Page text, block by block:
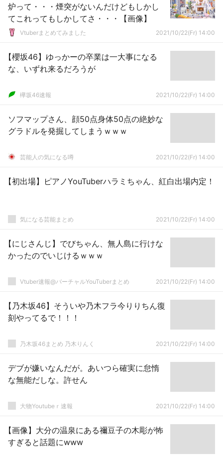
炉って・・・煙突がないんだけどもしかし
てこれってもしかしてさ・・・【画像】
Vtuberまとめてみました 2021/10/22(Fr) 14:00
【櫻坂46】ゆっかーの卒業は一大事になる
な、いずれ来るだろうが
欅坂46速報 2021/10/22(Fr) 14:00
ソフマップさん、顔50点身体50点の絶妙な
グラドルを発掘してしまうｗｗｗ
芸能人の気になる噂 2021/10/22(Fr) 14:00
【初出場】ピアノYouTuberハラミちゃん、紅白出場内定！
気になる芸能まとめ 2021/10/22(Fr) 14:00
【にじさんじ】でびちゃん、無人島に行けな
かったのでいじけるｗｗｗ
Vtuber速報@バーチャルYouTuberまとめ 2021/10/22(Fr) 14:00
【乃木坂46】そういや乃木フラ今りりちん復
刻やってるで！！！
乃木坂46まとめ 乃木りんく 2021/10/22(Fr) 14:00
デブが嫌いなんだが。あいつら確実に怠惰
な無能だしな。許せん
大物Youtubeｒ速報 2021/10/22(Fr) 14:00
【画像】大分の温泉にある禰豆子の木彫が怖
すぎると話題にwww